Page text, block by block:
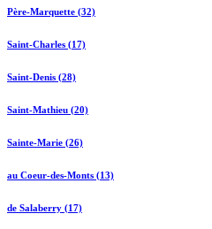
Père-Marquette (32)
Saint-Charles (17)
Saint-Denis (28)
Saint-Mathieu (20)
Sainte-Marie (26)
au Coeur-des-Monts (13)
de Salaberry (17)